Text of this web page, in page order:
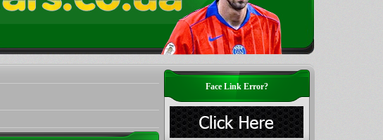
Face Link Error?